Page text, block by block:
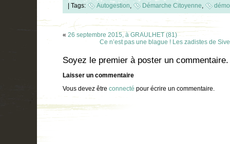
Tags: Autogestion, Démarche Citoyenne,
« 26 septembre 2015, à GRAULHET (81)
Ce n’est pas une blague ! Les zadistes de
Soyez le premier à poster un commentaire.
Laisser un commentaire
Vous devez être connecté pour écrire un commentaire.